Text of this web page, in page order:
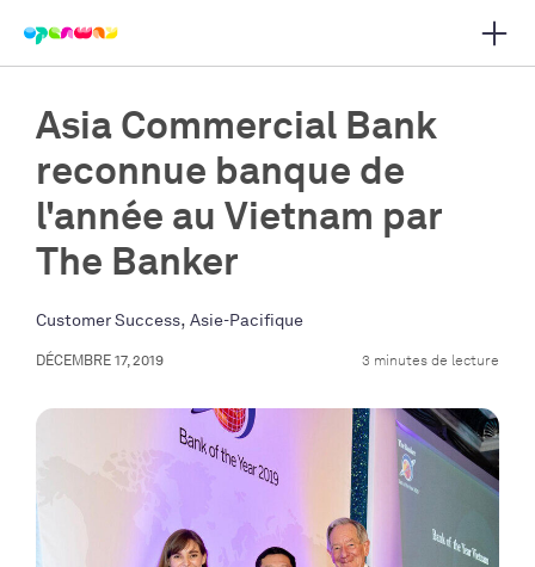
la navigation principale
Asia Commercial Bank
reconnue banque de
l'année au Vietnam par
The Banker
Customer Success, Asie-Pacifique
DÉCEMBRE 17, 2019 3 minutes de lecture